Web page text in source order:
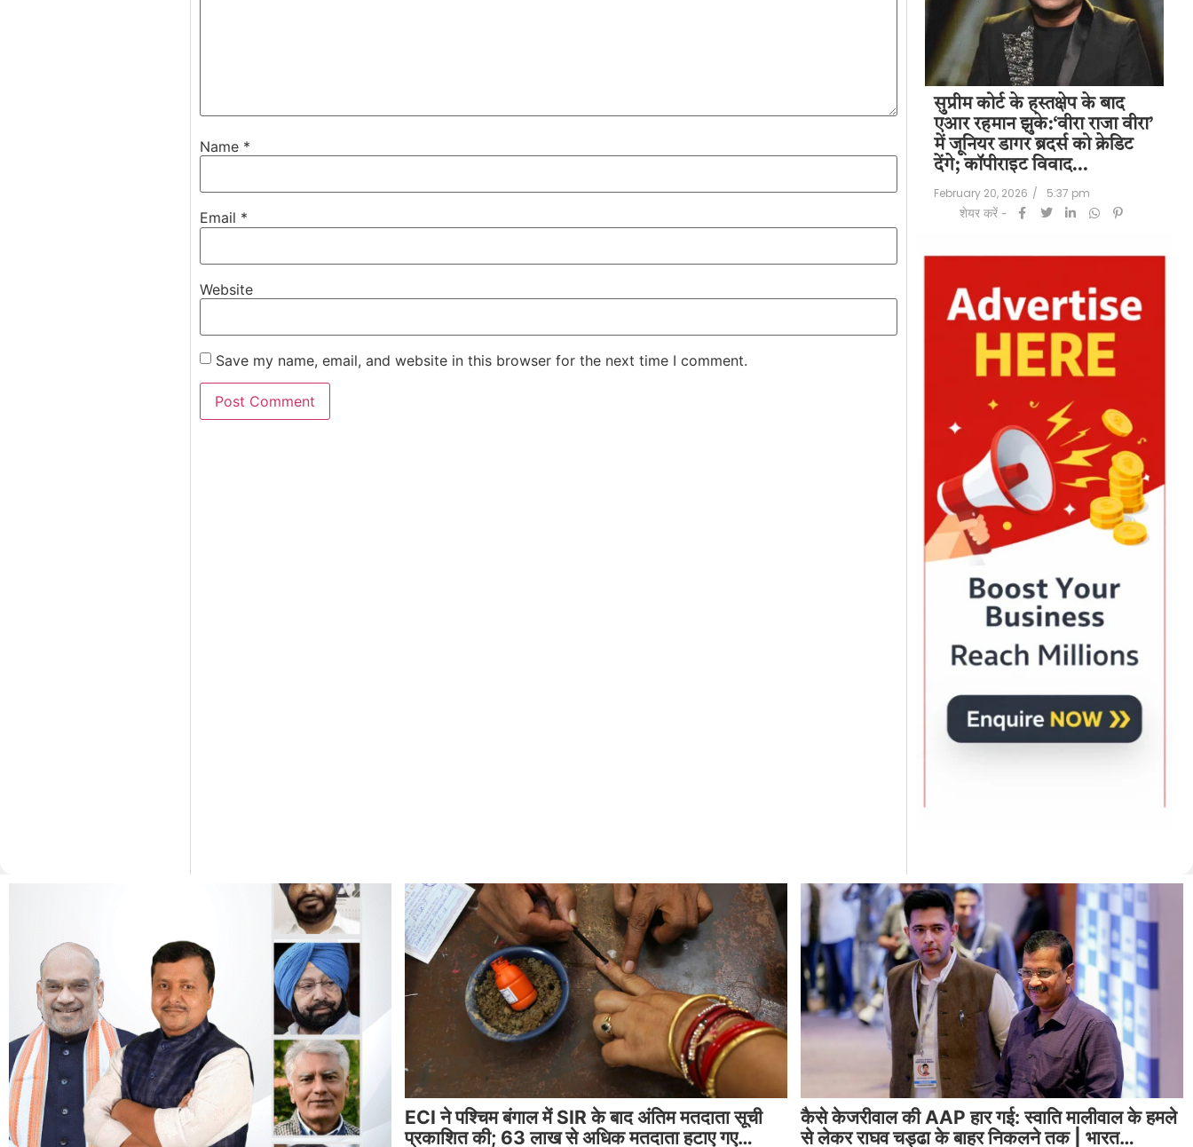
Name *
Email *
Website
Save my name, email, and website in this browser for the next time I comment.
February 20, 2026 / 5:37 pm
शिल्पा शेट्टी के पति राज कुंद्रा को
February 20, 2026 / 6:23 pm
सुप्रीम कोर्ट के हस्तक्षेप के बाद
एआर रहमान झुके:‘वीरा राजा वीरा’
में जूनियर डागर ब्रदर्स को क्रेडिट
देंगे; कॉपीराइट विवाद…
February 20, 2026 /
5:37 pm
शेयर करें -
ECI ने पश्चिम बंगाल में SIR के बाद अंतिम मतदाता सूची
प्रकाशित की; 63 लाख से अधिक मतदाता हटाए गए…
कैसे केजरीवाल की AAP हार गई: स्वाति मालीवाल के हमले
से लेकर राघव चड्ढा के बाहर निकलने तक | भारत…